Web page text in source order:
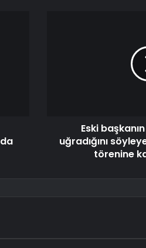
Eski
uğradığını
törenine